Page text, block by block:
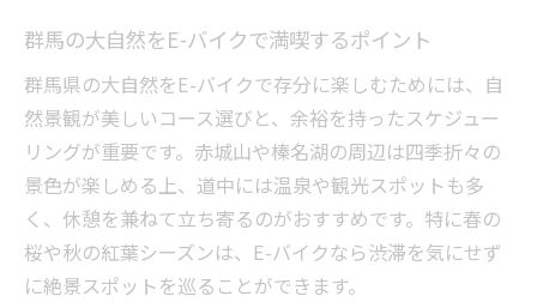
群馬の大自然をE-バイクで満喫するポイント
群馬県の大自然をE-バイクで存分に楽しむためには、自
然景観が美しいコース選びと、余裕を持ったスケジュー
リングが重要です。赤城山や榛名湖の周辺は四季折々の
景色が楽しめる上、道中には温泉や観光スポットも多
く、休憩を兼ねて立ち寄るのがおすすめです。特に春の
桜や秋の紅葉シーズンは、E-バイクなら渋滞を気にせず
に絶景スポットを巡ることができます。